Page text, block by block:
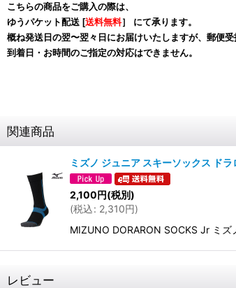
こちらの商品をご購入の際は、
ゆうパケット配送 [送料無料］ にて承ります。
概ね発送日の翌〜翌々日にお届けいたしますが、郵便
到着日・お時間のご指定の対応はできません。
関連商品
ミズノ ジュニア スキーソックス ド
2,100円(税別)
(税込: 2,310円)
MIZUNO DORARON SOCKS Jr ミ
レビュー